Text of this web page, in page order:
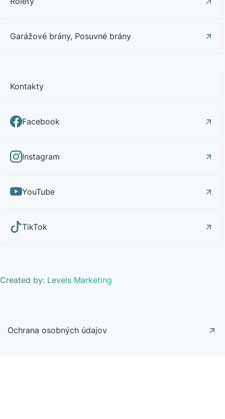
Garážové brány, Posuvné brány
Kontakty
Facebook
Instagram
YouTube
TikTok
Created by: Levels Marketing
Ochrana osobných údajov